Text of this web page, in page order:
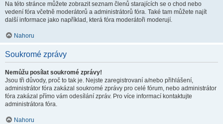
Na této stránce můžete zobrazit seznam členů starajících se o chod nebo
vedení fóra včetně moderátorů a administrátorů fóra. Také tam můžete najít
další informace jako například, která fóra moderátoři moderují.
Nahoru
Soukromé zprávy
Nemůžu posílat soukromé zprávy!
Jsou tři důvody, proč to tak je. Nejste zaregistrovaní a/nebo přihlášení,
administrátor fóra zakázal soukromé zprávy pro celé fórum, nebo administrátor
fóra zakázal přímo vám odesílání zpráv. Pro více informací kontaktujte
administrátora fóra.
Nahoru